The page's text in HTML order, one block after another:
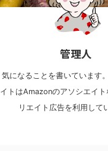
管理人
気になることを書いています
イトはAmazonのアソシエイト
リエイト広告を利用して